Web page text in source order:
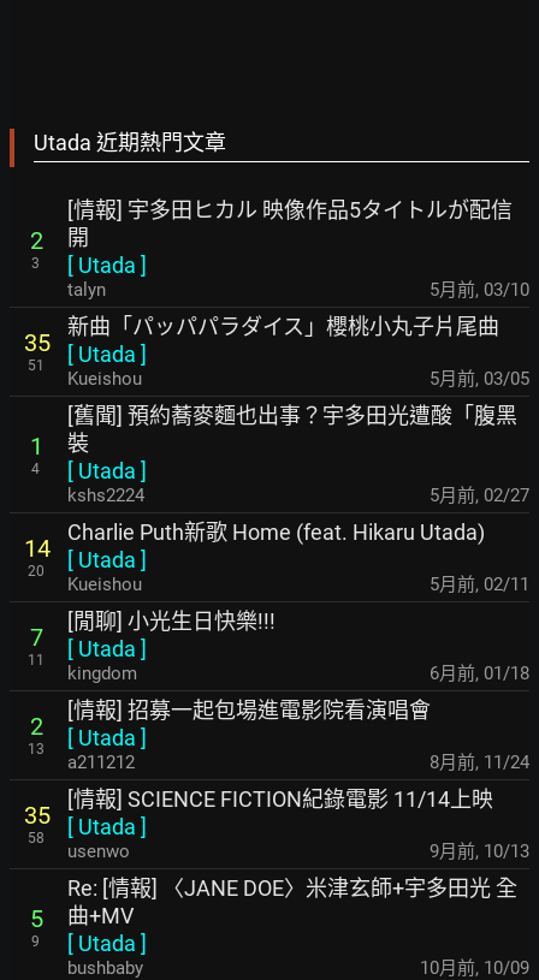
Utada 近期熱門文章
2
3
[情報] 宇多田ヒカル 映像作品5タイトルが配信
開
[ Utada ]
talyn 5月前, 03/10
35
51
新曲「パッパパラダイス」櫻桃小丸子片尾曲
[ Utada ]
Kueishou 5月前, 03/05
1
4
[舊聞] 預約蕎麥麵也出事？宇多田光遭酸「腹黑
裝
[ Utada ]
kshs2224 5月前, 02/27
14
20
Charlie Puth新歌 Home (feat. Hikaru Utada)
[ Utada ]
Kueishou 5月前, 02/11
7
11
[閒聊] 小光生日快樂!!!
[ Utada ]
kingdom 6月前, 01/18
2
13
[情報] 招募一起包場進電影院看演唱會
[ Utada ]
a211212 8月前, 11/24
35
58
[情報] SCIENCE FICTION紀錄電影 11/14上映
[ Utada ]
usenwo 9月前, 10/13
5
9
Re: [情報] 〈JANE DOE〉米津玄師+宇多田光 全
曲+MV
[ Utada ]
bushbaby 10月前, 10/09